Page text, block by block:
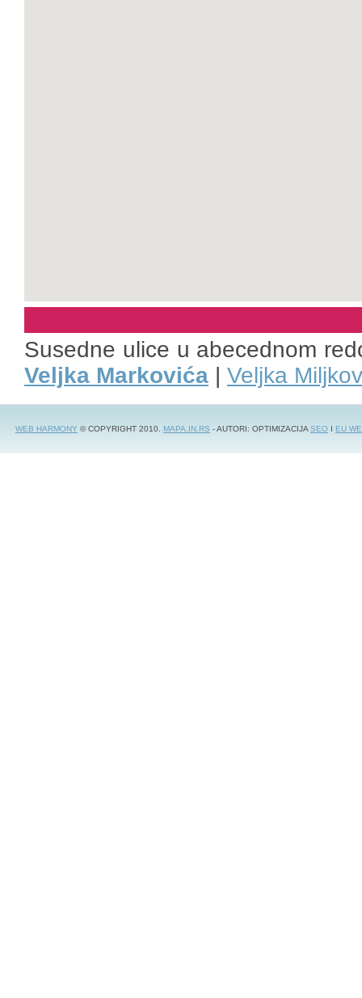
Susedne ulice u abecednom
Veljka Markovića | Veljka
WEB HARMONY © COPYRIGHT 2010. MAPA.IN.RS - AUTORI: OPTIMIZACIJASEO I EU